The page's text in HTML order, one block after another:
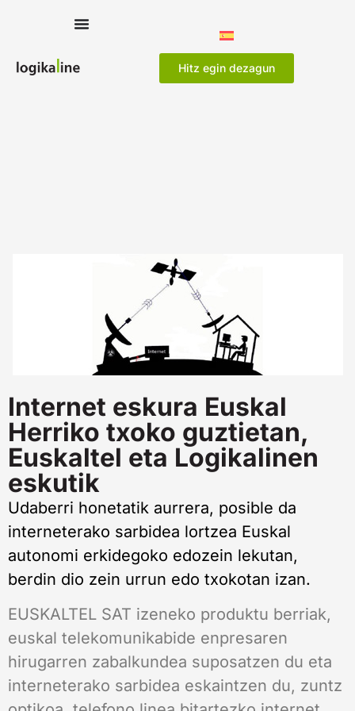
Hitz egin dezagun
Internet eskura Euskal
Herriko txoko guztietan,
Euskaltel eta Logikalinen
eskutik
Udaberri honetatik aurrera, posible da
interneterako sarbidea lortzea Euskal
autonomi erkidegoko edozein lekutan,
berdin dio zein urrun edo txokotan izan.
EUSKALTEL SAT izeneko produktu berriak,
euskal telekomunikabide enpresaren
hirugarren zabalkundea suposatzen du eta
interneterako sarbidea eskaintzen du, zuntz